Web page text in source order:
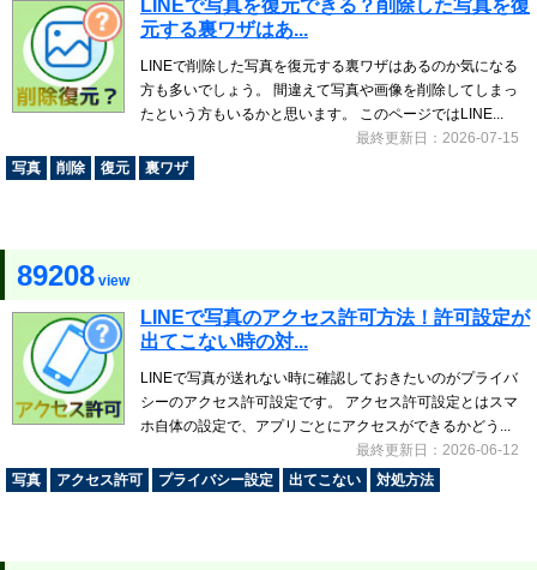
LINEで写真を復元できる？削除した写真を復
元する裏ワザはあ...
LINEで削除した写真を復元する裏ワザはあるのか気になる
方も多いでしょう。 間違えて写真や画像を削除してしまっ
たという方もいるかと思います。 このページではLINE...
最終更新日：2026-07-15
写真
削除 復元 裏ワザ
89208 view
LINEで写真のアクセス許可方法！許可設定が
出てこない時の対...
LINEで写真が送れない時に確認しておきたいのがプライバ
シーのアクセス許可設定です。 アクセス許可設定とはスマ
ホ自体の設定で、アプリごとにアクセスができるかどう...
最終更新日：2026-06-12
写真
アクセス許可 プライバシー設定 出てこない 対処方法